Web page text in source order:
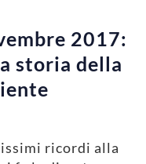
2017:
storia della
ricordi alla